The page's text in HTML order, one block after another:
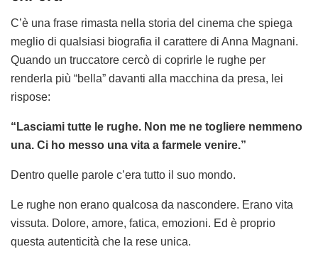
C’è una frase rimasta nella storia del cinema che spiega
meglio di qualsiasi biografia il carattere di Anna Magnani.
Quando un truccatore cercò di coprirle le rughe per
renderla più “bella” davanti alla macchina da presa, lei
rispose:
“Lasciami tutte le rughe. Non me ne togliere nemmeno
una. Ci ho messo una vita a farmele venire.”
Dentro quelle parole c’era tutto il suo mondo.
Le rughe non erano qualcosa da nascondere. Erano vita
vissuta. Dolore, amore, fatica, emozioni. Ed è proprio
questa autenticità che la rese unica.